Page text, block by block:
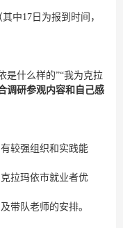
中17日为报到时间，
是什么样的”“我为克拉
调研参观内容和自己感
较强组织和实践能
拉玛依市就业者优
带队老师的安排。